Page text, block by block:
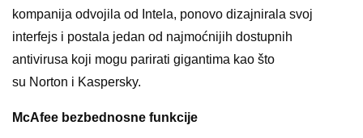
kompanija odvojila od Intela, ponovo dizajnirala svoj
interfejs i postala jedan od najmoćnijih dostupnih
antivirusa koji mogu parirati gigantima kao što
su Norton i Kaspersky.
McAfee bezbednosne funkcije